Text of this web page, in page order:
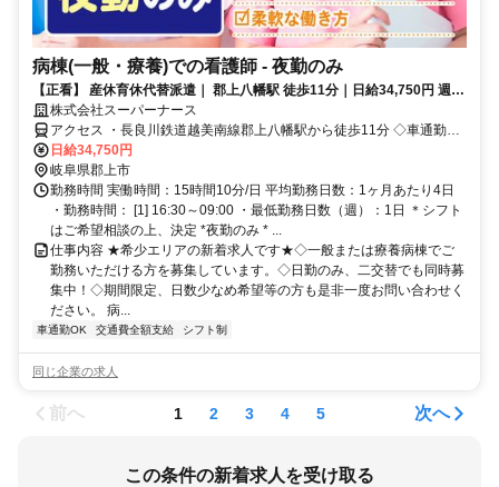
病棟(一般・療養)での看護師 - 夜勤のみ
【正看】 産休育休代替派遣｜ 郡上八幡駅 徒歩11分｜日給34,750円 週1
日～株式会社スーパーナース
アクセス ・長良川鉄道越美南線郡上八幡駅から徒歩11分 ◇車通勤Ｏ
Ｋ
日給34,750円
岐阜県郡上市
勤務時間 実働時間：15時間10分/日 平均勤務日数：1ヶ月あたり4日
・勤務時間： [1] 16:30～09:00 ・最低勤務日数（週）：1日 ＊シフト
はご希望相談の上、決定 *夜勤のみ * ...
仕事内容 ★希少エリアの新着求人です★◇一般または療養病棟でご
勤務いただける方を募集しています。◇日勤のみ、二交替でも同時募
集中！◇期間限定、日数少なめ希望等の方も是非一度お問い合わせく
ださい。 病...
車通勤OK 交通費全額支給 シフト制
同じ企業の求人
前へ 1 2 3 4 5 次へ
この条件の新着求人を受け取る